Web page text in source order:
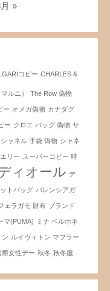
»
コピー CHARLES &
ルニ） The Row 偽物
ー オメガ偽物 カナダグ
ー クロエ バッグ 偽物 サ
シャネル 手袋 偽物 シャネ
リー スーパーコピー 時
ィオール デ
トバッグ バレンシアガ
ェラガモ 財布 ブランド
マ(PUMA) ミナ ペルホネ
ン ルイヴィトン マフラー
際女性デー 秋冬 秋冬服